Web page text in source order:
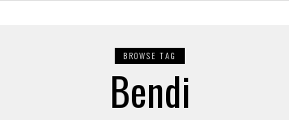
BROWSE TAG
Bendi